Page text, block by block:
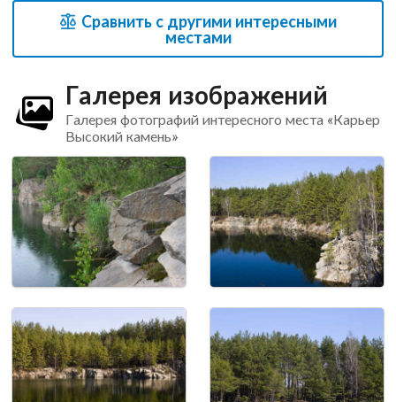
Сравнить с другими интересными
местами
Галерея изображений
Галерея фотографий интересного места «Карьер
Высокий камень»